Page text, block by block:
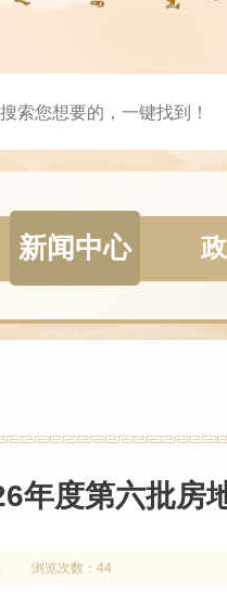
新闻中心
年度第六批房
浏览次数：44